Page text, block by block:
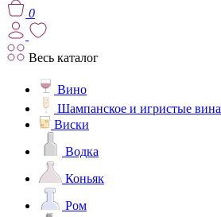
0
Весь каталог
Вино
Шампанское и игристые вина
Виски
Водка
Коньяк
Ром